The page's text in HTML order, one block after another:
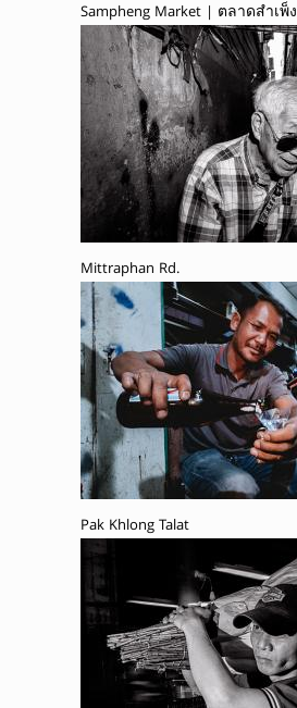
Sampheng Market | ตลาดสำเพ็ง
Mittraphan Rd.
Pak Khlong Talat